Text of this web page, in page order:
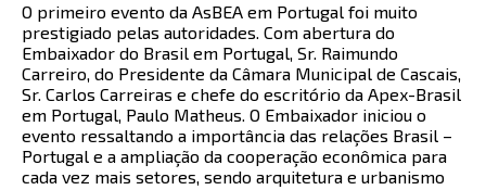
O primeiro evento da AsBEA em Portugal foi muito
prestigiado pelas autoridades. Com abertura do
Embaixador do Brasil em Portugal, Sr. Raimundo
Carreiro, do Presidente da Câmara Municipal de Cascais,
Sr. Carlos Carreiras e chefe do escritório da Apex-Brasil
em Portugal, Paulo Matheus. O Embaixador iniciou o
evento ressaltando a importância das relações Brasil –
Portugal e a ampliação da cooperação econômica para
cada vez mais setores, sendo arquitetura e urbanismo